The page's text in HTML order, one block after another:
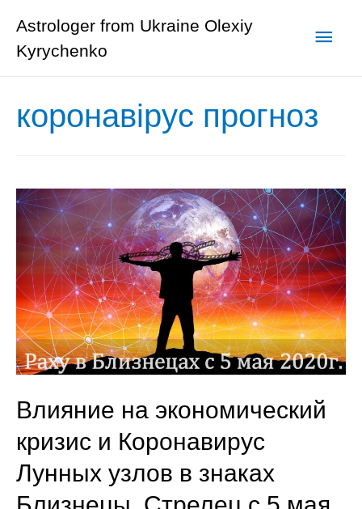
Astrologer from Ukraine Olexiy
Kyrychenko
коронавірус прогноз
Влияние на экономический
кризис и Коронавирус
Лунных узлов в знаках